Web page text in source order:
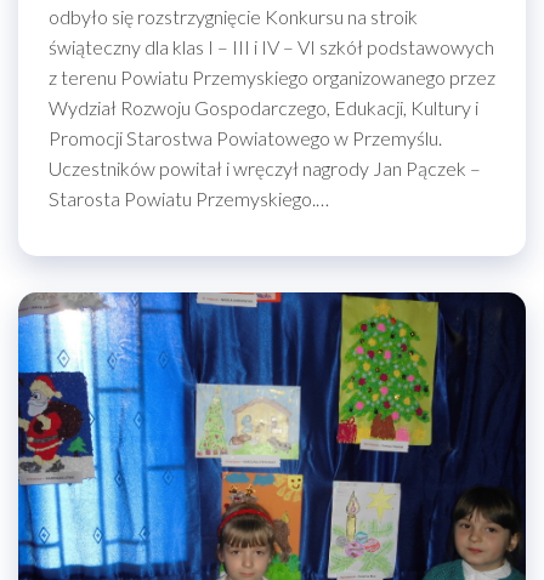
odbyło się rozstrzygnięcie Konkursu na stroik
świąteczny dla klas I – III i IV – VI szkół podstawowych
z terenu Powiatu Przemyskiego organizowanego przez
Wydział Rozwoju Gospodarczego, Edukacji, Kultury i
Promocji Starostwa Powiatowego w Przemyślu.
Uczestników powitał i wręczył nagrody Jan Pączek –
Starosta Powiatu Przemyskiego.…